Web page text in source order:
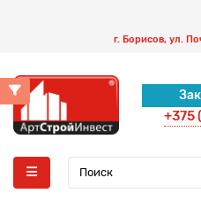
г. Борисов, ул.
+375